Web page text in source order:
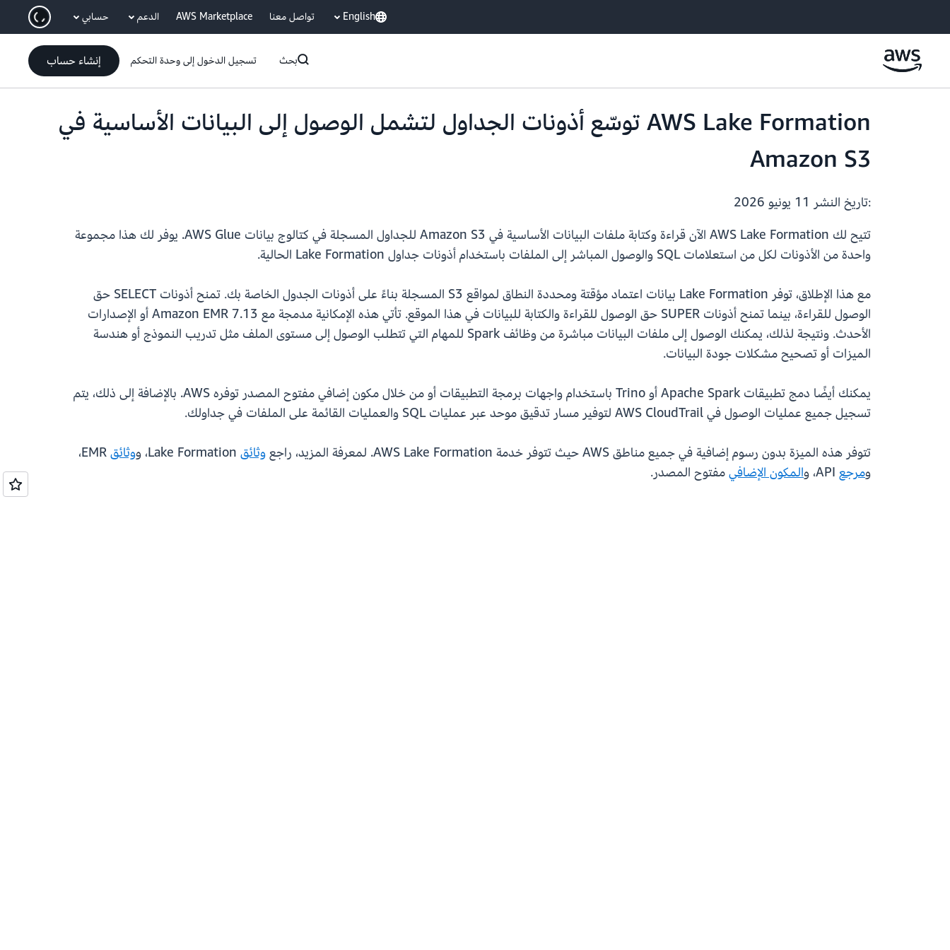
انتقل إلى المحتوى الرئيسي English تواصل معنا AWS Marketplace الدعم حسابي
بحث تسجيل الدخول إلى وحدة التحكم إنشاء حساب
AWS Lake Formation توسّع أذونات الجداول لتشمل الوصول إلى البيانات الأساسية في
Amazon S3
:تاريخ النشر
تتيح لك AWS Lake Formation الآن قراءة وكتابة ملفات البيانات الأساسية في Amazon S3 للجداول المسجلة في كتالوج بيانات AWS Glue. يوفر لك هذا مجموعة
واحدة من الأذونات لكل من استعلامات SQL والوصول المباشر إلى الملفات باستخدام أذونات جداول Lake Formation الحالية.
مع هذا الإطلاق، توفر Lake Formation بيانات اعتماد مؤقتة ومحددة النطاق لمواقع S3 المسجلة بناءً على أذونات الجدول الخاصة بك. تمنح أذونات SELECT حق
الوصول للقراءة، بينما تمنح أذونات SUPER حق الوصول للقراءة والكتابة للبيانات في هذا الموقع. تأتي هذه الإمكانية مدمجة مع Amazon EMR 7.13 أو الإصدارات
الأحدث. ونتيجة لذلك، يمكنك الوصول إلى ملفات البيانات مباشرة من وظائف Spark للمهام التي تتطلب الوصول إلى مستوى الملف مثل تدريب النموذج أو هندسة
الميزات أو تصحيح مشكلات جودة البيانات.
يمكنك أيضًا دمج تطبيقات Apache Spark أو Trino باستخدام واجهات برمجة التطبيقات أو من خلال مكون إضافي مفتوح المصدر توفره AWS. بالإضافة إلى ذلك، يتم
تسجيل جميع عمليات الوصول في AWS CloudTrail لتوفير مسار تدقيق موحد عبر عمليات SQL والعمليات القائمة على الملفات في جداولك.
تتوفر هذه الميزة بدون رسوم إضافية في جميع مناطق AWS حيث تتوفر خدمة AWS Lake Formation. لمعرفة المزيد، راجع وثائق وثائق
EMR،
ومرجع المكون الإضافيمفتوح المصدر.